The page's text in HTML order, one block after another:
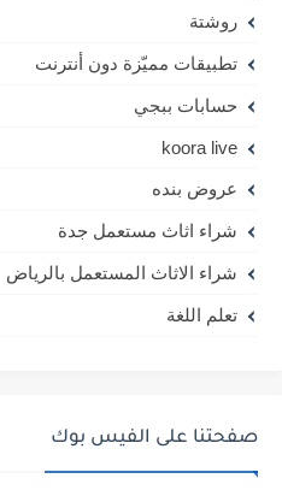
روشتة
تطبيقات مميّزة دون أنترنت
حسابات ببجي
koora live
عروض بنده
شراء اثاث مستعمل جدة
شراء الاثاث المستعمل بالرياض
تعلم اللغة
صفحتنا على الفيس بوك